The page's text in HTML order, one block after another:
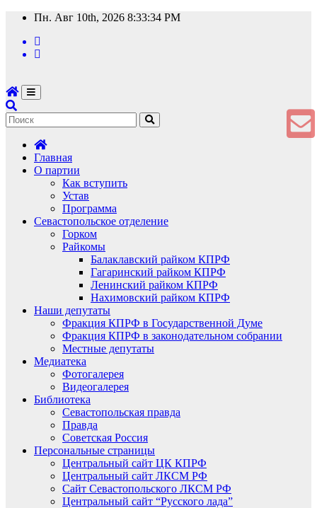
Перейти
содержимому
Пн. Авг 10th, 2026 8:33:35 PM
Главная
О партии
Как вступить
Устав
Программа
Севастопольское отделение
Горком
Райкомы
Балаклавский райком КПРФ
Гагаринский райком КПРФ
Ленинский райком КПРФ
Нахимовский райком КПРФ
Наши депутаты
Фракция КПРФ в Государственной Думе
Фракция КПРФ в законодательном собрании
Местные депутаты
Медиатека
Фотогалерея
Видеогалерея
Библиотека
Севастопольская правда
Правда
Советская Россия
Персональные страницы
Центральный сайт ЦК КПРФ
Центральный сайт ЛКСМ РФ
Сайт Севастопольского ЛКСМ РФ
Центральный сайт “Русского лада”